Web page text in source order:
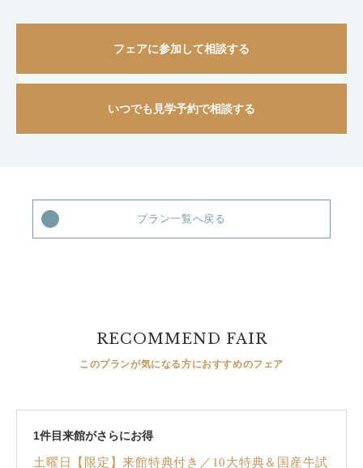
フェアに参加して相談する
いつでも見学予約で相談する
プラン一覧へ戻る
RECOMMEND FAIR
このプランが気になる方におすすめのフェア
1件目来館がさらにお得
土曜日【限定】来館特典付き／10大特典＆国産牛試